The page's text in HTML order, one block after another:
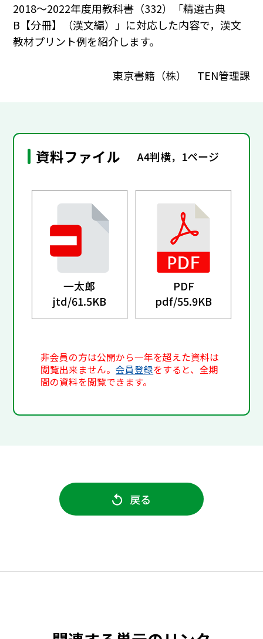
2018～2022年度用教科書（332）「精選古典
B【分冊】（漢文編）」に対応した内容で，漢文
教材プリント例を紹介します。
東京書籍（株） TEN管理課
資料ファイル A4判横，1ページ
一太郎
jtd/61.5KB
PDF
pdf/55.9KB
非会員の方は公開から一年を超えた資料は
閲覧出来ません。会員登録をすると、全期
間の資料を閲覧できます。
戻る